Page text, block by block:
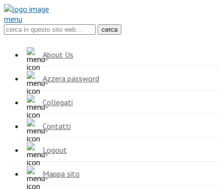
menu
About Us
Azzera password
Collegati
Contatti
Logout
Mappa sito